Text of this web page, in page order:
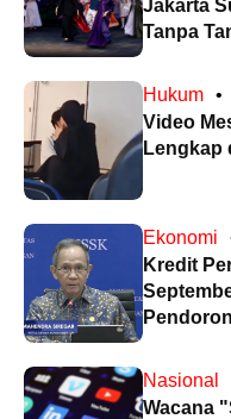
Jakarta
Tanpa
Hukum •
Video
Lengkap
Ekonomi
Kredit
Nasional
Wacana